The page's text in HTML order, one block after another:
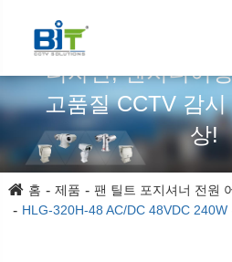
디자인, 엔지니어
고품질 CCTV 감
상!
홈 제품
팬 틸트 포지셔너 전원
HLG-320H-48 AC/DC 48VDC 240W